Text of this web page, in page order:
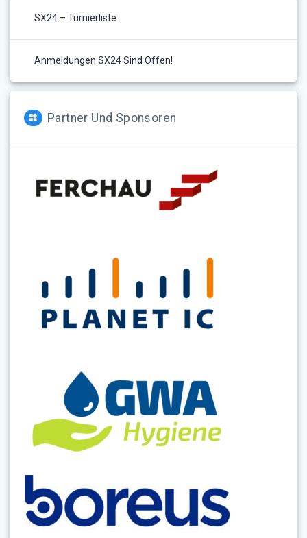
SX24 – Turnierliste
Anmeldungen SX24 Sind Offen!
Partner Und Sponsoren